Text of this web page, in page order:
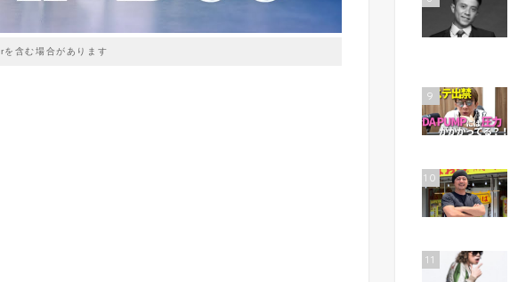
を含む場合があります
9
10
11